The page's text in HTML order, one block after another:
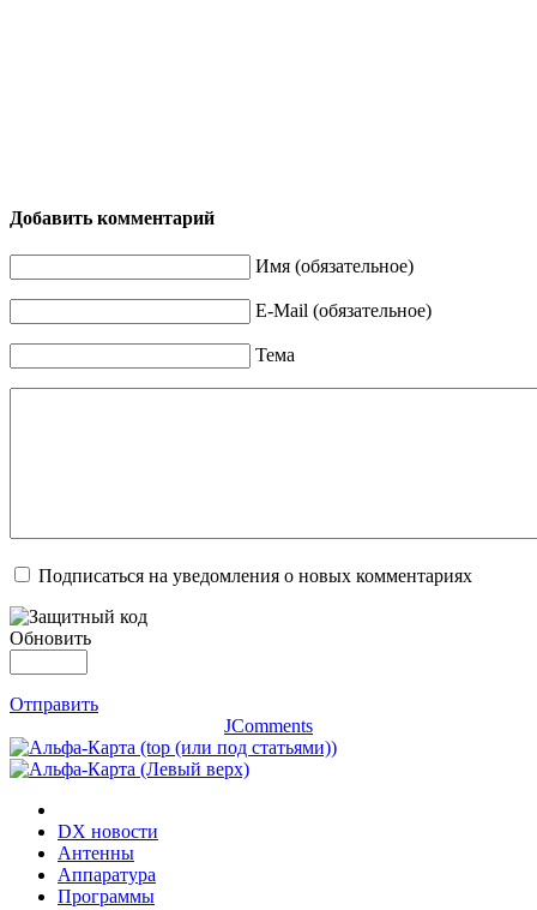
Добавить комментарий
Имя (обязательное)
E-Mail (обязательное)
Тема
Подписаться на уведомления о новых комментариях
Обновить
Отправить
JComments
DX новости
Антенны
Аппаратура
Программы